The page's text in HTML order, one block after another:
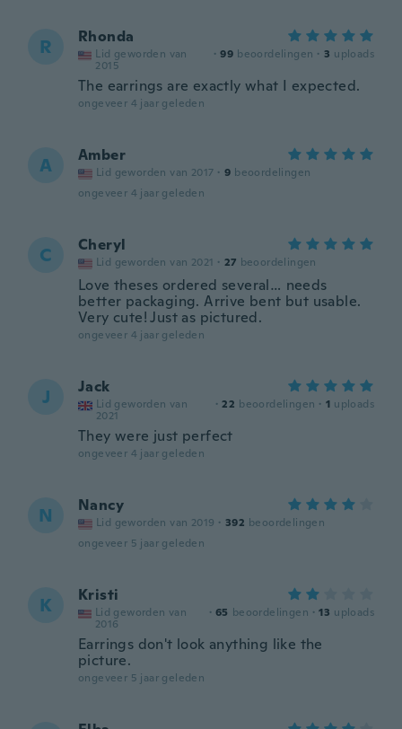
R Rhonda
Lid geworden van
2015
· 99 beoordelingen · 3 uploads
The earrings are exactly what I expected.
ongeveer 4 jaar geleden
A Amber
Lid geworden van 2017 · 9 beoordelingen
ongeveer 4 jaar geleden
C Cheryl
Lid geworden van 2021 · 27 beoordelingen
Love theses ordered several… needs
better packaging. Arrive bent but usable.
Very cute! Just as pictured.
ongeveer 4 jaar geleden
J Jack
Lid geworden van
2021
· 22 beoordelingen · 1 uploads
They were just perfect
ongeveer 4 jaar geleden
N Nancy
Lid geworden van 2019 · 392 beoordelingen
ongeveer 5 jaar geleden
K Kristi
Lid geworden van
2016
· 65 beoordelingen · 13 uploads
Earrings don't look anything like the
picture.
ongeveer 5 jaar geleden